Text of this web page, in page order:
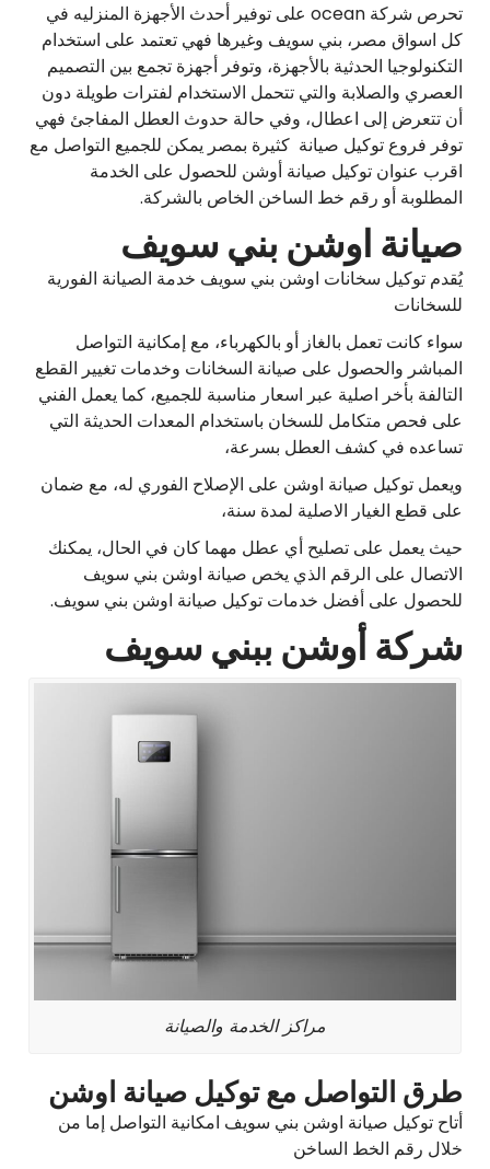
تحرص شركة ocean على توفير أحدث الأجهزة المنزليه في
كل اسواق مصر، بني سويف وغيرها فهي تعتمد على استخدام
التكنولوجيا الحدثية بالأجهزة، وتوفر أجهزة تجمع بين التصميم
العصري والصلابة والتي تتحمل الاستخدام لفترات طويلة دون
أن تتعرض إلى اعطال، وفي حالة حدوث العطل المفاجئ فهي
توفر فروع توكيل صيانة كثيرة بمصر يمكن للجميع التواصل مع
اقرب عنوان توكيل صيانة أوشن للحصول على الخدمة
المطلوبة أو رقم خط الساخن الخاص بالشركة.
صيانة اوشن بني سويف
يُقدم توكيل سخانات اوشن بني سويف خدمة الصيانة الفورية
للسخانات
سواء كانت تعمل بالغاز أو بالكهرباء، مع إمكانية التواصل
المباشر والحصول على صيانة السخانات وخدمات تغيير القطع
التالفة بأخر اصلية عبر اسعار مناسبة للجميع، كما يعمل الفني
على فحص متكامل للسخان باستخدام المعدات الحديثة التي
تساعده في كشف العطل بسرعة،
ويعمل توكيل صيانة اوشن على الإصلاح الفوري له، مع ضمان
على قطع الغيار الاصلية لمدة سنة،
حيث يعمل على تصليح أي عطل مهما كان في الحال، يمكنك
الاتصال على الرقم الذي يخص صيانة اوشن بني سويف
للحصول على أفضل خدمات توكيل صيانة اوشن بني سويف.
شركة أوشن ببني سويف
مراكز الخدمة والصيانة
طرق التواصل مع توكيل صيانة اوشن
أتاح توكيل صيانة اوشن بني سويف امكانية التواصل إما من
خلال رقم الخط الساخن